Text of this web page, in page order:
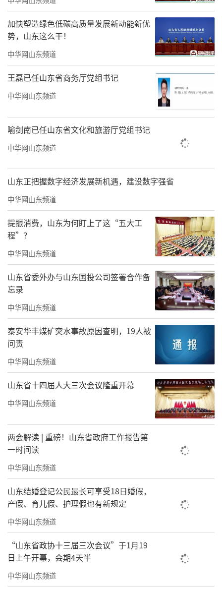
当中遇到的问题。所以，未来的50年一定要牢
牢把握住人民群众在经济社会发展过程当中需
求的变化，住宅发展的变化。
当前房地产行业确实遇到了一些困难，这
些困难是房地产行业转型过程当中必然会遇到
的困难，也是必须面对的困难。问题的关键在
于，看到了困难不应该产生消极的态度，而应
该增强解决克服困难的决心和信心。绿地泉集
团在过去50年发展过程当中，回想每走的一
后的发展也要坚持这股韧性，也要有这种精
神。
我总讲一个观点，住宅是与人类共存的一
项产业。因为这个地球上只要有人，就会有居
住的需要，有居住的需要就一定会有人建造房
子，因而就要有房地产业。这个月初，中日韩
三方举办中日韩居住问题国际研讨会，我在会
上说了两句话，我说，住宅是社会问题，是与
人类共存的产业，因为没有一个人可以独立于
住宅之外生存和生活。同样，没有一栋住宅可
以脱离人类社会孤立的设计建造和使用。所以
住宅是和人类共存共生共同发展的，特别是在
当下要坚定这个理念，要明确发展目标，希望
绿地泉集团在未来的50年，甚至更长的发展过
程中，秉持初心，坚定信念，克服困难，为企
业的发展，为我们房地产行业的发展做出应有
的贡献。
加快塑造绿色低碳高质量发展新动能新优
势，山东这么干！
中华网山东频道
王磊已任山东省商务厅党组书记
中华网山东频道
喻剑南已任山东省文化和旅游厅党组书记
中华网山东频道
山东正把握数字经济发展新机遇，建设数字强省
中华网山东频道
提振消费，山东为何盯上了这“五大工
程”？
中华网山东频道
山东省委外办与山东国投公司签署合作备
忘录
中华网山东频道
泰安华丰煤矿突水事故原因查明，19人被
问责
中华网山东频道
山东省十四届人大三次会议隆重开幕
中华网山东频道
两会解读 | 重磅！山东省政府工作报告第
一时间读
中华网山东频道
山东结婚登记公民最长可享受18日婚假，
产假、育儿假、护理假也有新规定
中华网山东频道
“山东省政协十三届三次会议”于1月19
日上午开幕，会期4天半
中华网山东频道